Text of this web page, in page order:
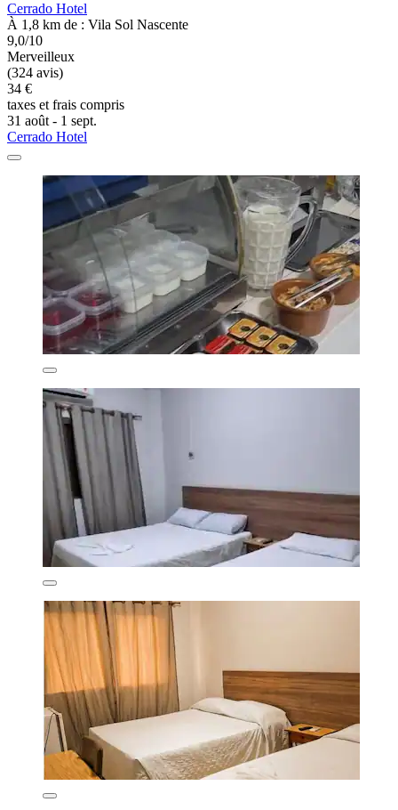
Cerrado Hotel
À 1,8 km de : Vila Sol Nascente
9,0/10
Merveilleux
(324 avis)
34 €
taxes et frais compris
31 août - 1 sept.
Cerrado Hotel